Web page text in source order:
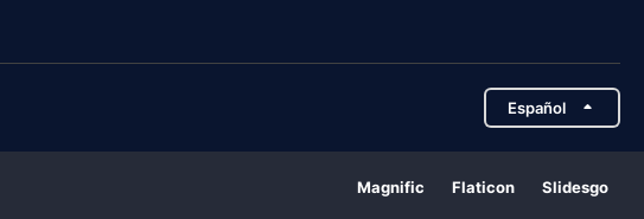
Español
Magnific Flaticon Slidesgo